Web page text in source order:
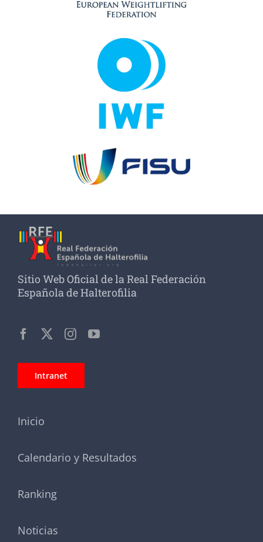
Sitio Web Oficial de la Real Federación
Española de Halterofilia
Intranet
Inicio
Calendario y Resultados
Ranking
Noticias